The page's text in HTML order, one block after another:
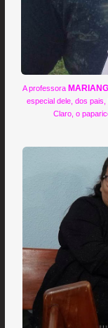
A professora
especial dele, dos
Claro, o